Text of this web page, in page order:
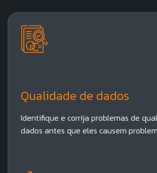
Qualidade de dados​
Identifique e corrija problemas de
dados antes que eles causem